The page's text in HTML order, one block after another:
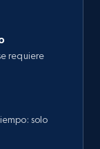
requiere
solo